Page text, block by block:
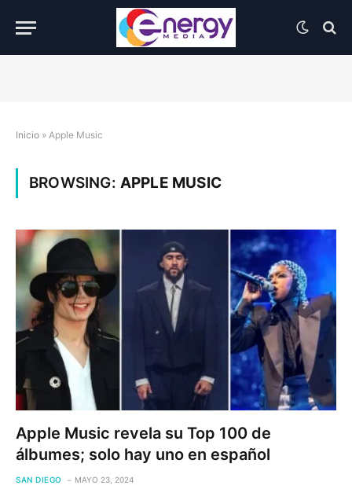
Inicio » Apple Music
BROWSING: APPLE MUSIC
Apple Music revela su Top 100 de
álbumes; solo hay uno en español
SAN DIEGO MAYO 23, 2024